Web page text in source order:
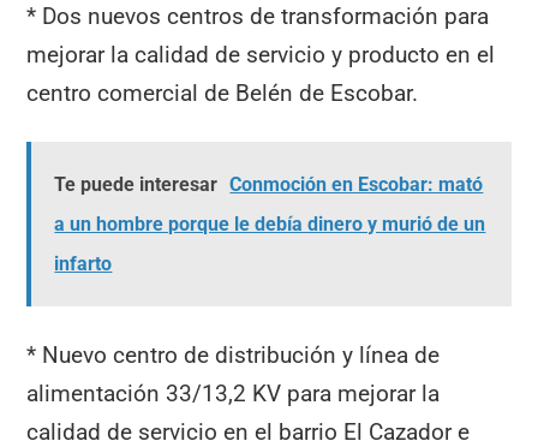
* Dos nuevos centros de transformación para
mejorar la calidad de servicio y producto en el
centro comercial de Belén de Escobar.
Te puede interesar Conmoción en Escobar: mató
a un hombre porque le debía dinero y murió de un
infarto
* Nuevo centro de distribución y línea de
alimentación 33/13,2 KV para mejorar la
calidad de servicio en el barrio El Cazador e